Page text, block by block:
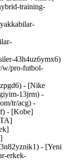
training-
43h4uz6ymx6)
w/pro-futbol-
- [Nike
13jrm) -
tr/acg) -
- [Kobe]
- [Yeni
erkek-